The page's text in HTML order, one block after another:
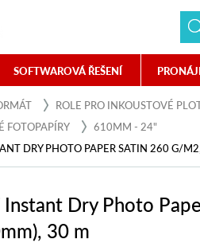
SOFTWAROVÁ ŘEŠENÍ
ROLE PRO INKOUSTOVÉ
FOTOPAPÍRY
610MM - 24"
DRY PHOTO PAPER SATIN 260 G/
Dry Photo
30 m